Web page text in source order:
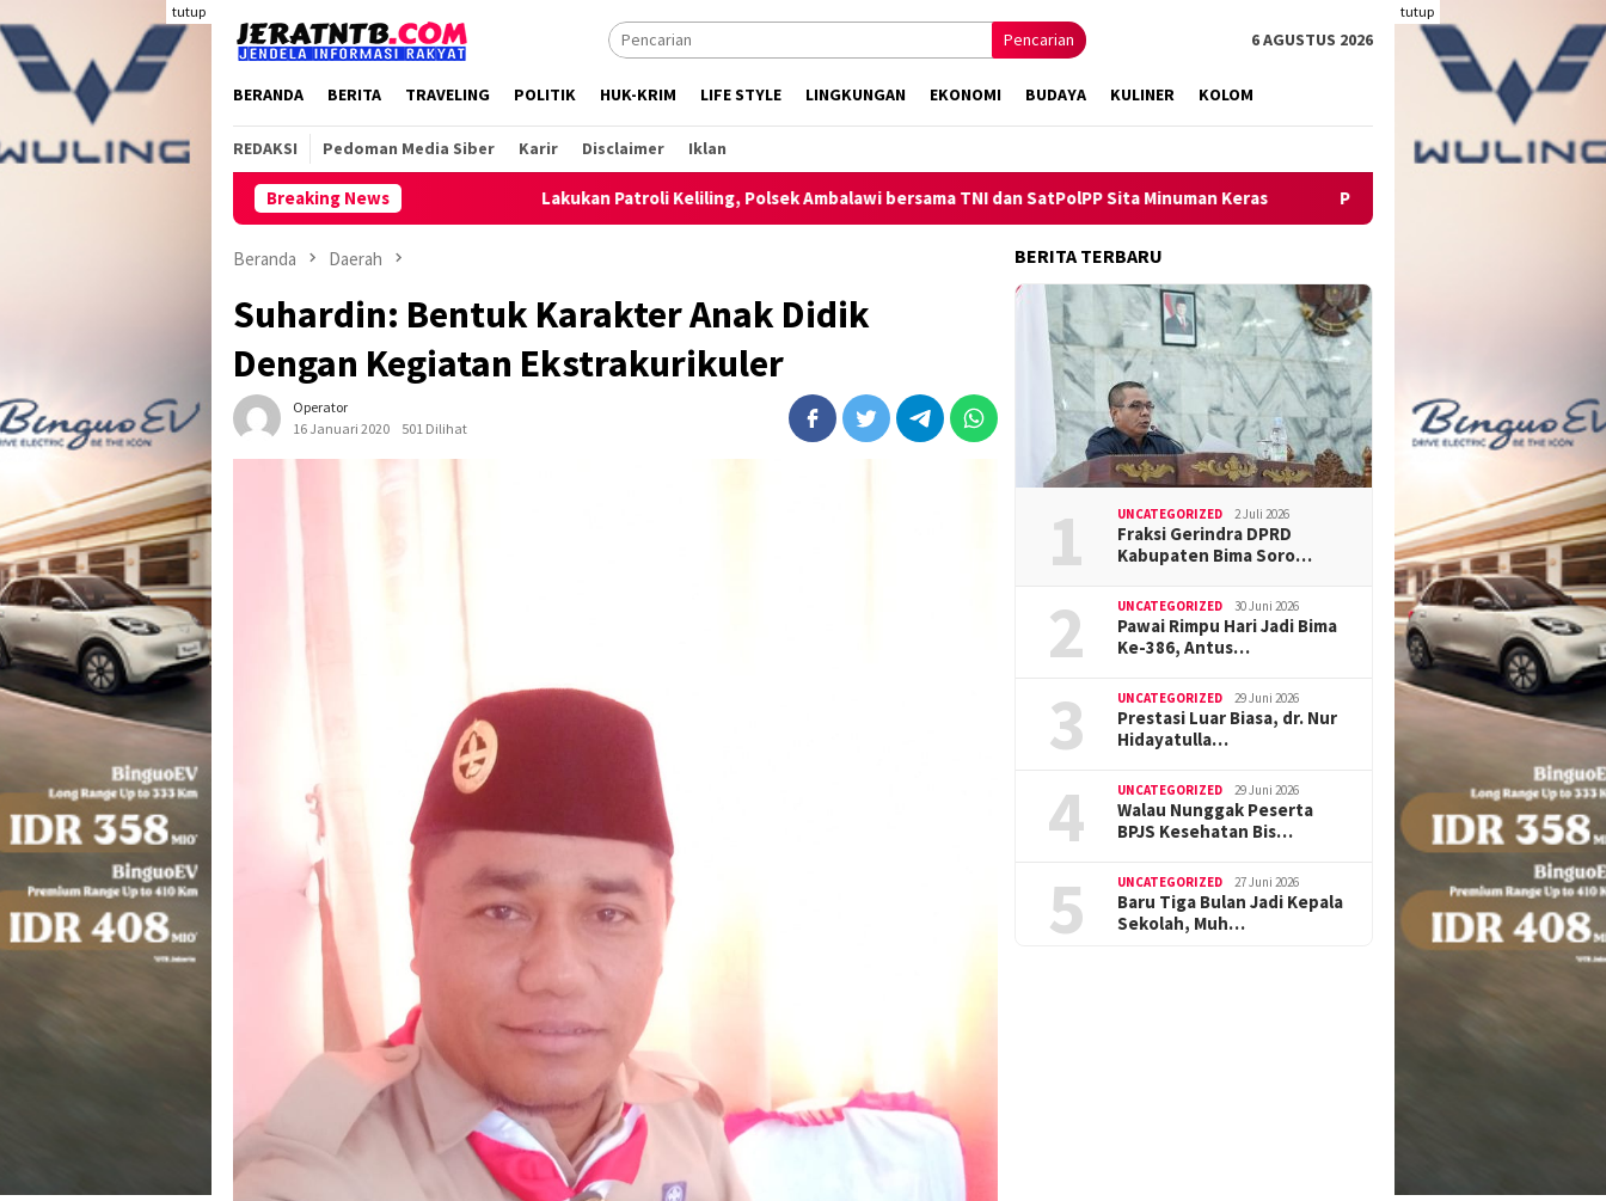
ke
konten
tutup tutup
Pencarian 6 AGUSTUS 2026
BERANDA BERITA TRAVELING POLITIK HUK-KRIM LIFE STYLE LINGKUNGAN EKONOMI BUDAYA KULINER KOLOM
REDAKSI Pedoman Media Siber Karir Disclaimer Iklan
Breaking News Lakukan Patroli Keliling, Polsek Ambalawi bersama TNI dan SatPolPP Sita Minuman Keras Pengungkapan Kasus Narkoba Melambung,
Beranda Daerah
Suhardin: Bentuk Karakter Anak Didik
Dengan Kegiatan Ekstrakurikuler
Operator
16 Januari 2020
501 Dilihat
BERITA TERBARU
1 UNCATEGORIZED 2 Juli 2026
Fraksi Gerindra DPRD
Kabupaten Bima Soro…
2 UNCATEGORIZED 30 Juni 2026
Pawai Rimpu Hari Jadi Bima
Ke-386, Antus…
3 UNCATEGORIZED 29 Juni 2026
Prestasi Luar Biasa, dr. Nur
Hidayatulla…
4 UNCATEGORIZED 29 Juni 2026
Walau Nunggak Peserta
BPJS Kesehatan Bis…
5 UNCATEGORIZED 27 Juni 2026
Baru Tiga Bulan Jadi Kepala
Sekolah, Muh…